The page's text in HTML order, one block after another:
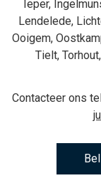
Ieper,
Lendelede,
Ooigem,
Tielt, Torhout,
Contacteer ons